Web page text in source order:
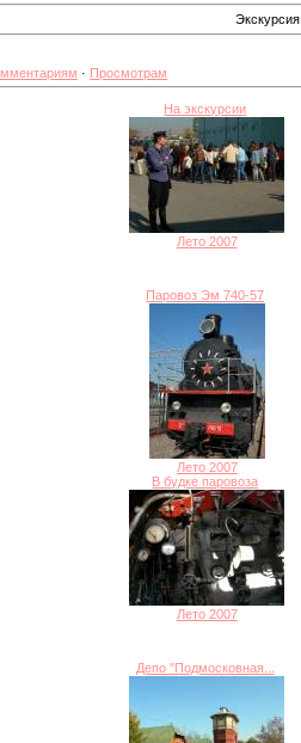
· Просмотрам
На экскурсии
Лето 2007
Паровоз Эм 740-57
Лето 2007
В будке паровоза
Лето 2007
Депо "Подмосковная...